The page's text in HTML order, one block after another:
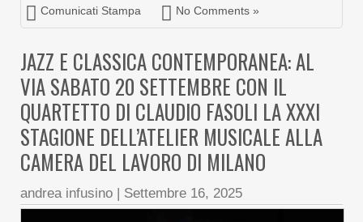
Comunicati Stampa No Comments »
JAZZ E CLASSICA CONTEMPORANEA: AL
VIA SABATO 20 SETTEMBRE CON IL
QUARTETTO DI CLAUDIO FASOLI LA XXXI
STAGIONE DELL’ATELIER MUSICALE ALLA
CAMERA DEL LAVORO DI MILANO
andrea infusino Settembre 16, 2025